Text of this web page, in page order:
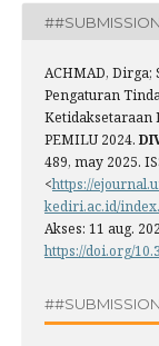
ACHMAD, Dirga;
Pengaturan
Ketidaksetaraan
PEMILU 2024.
489, may 2025.
<https://
kediri.ac.id/
Akses: 11 aug.
https://doi.org/